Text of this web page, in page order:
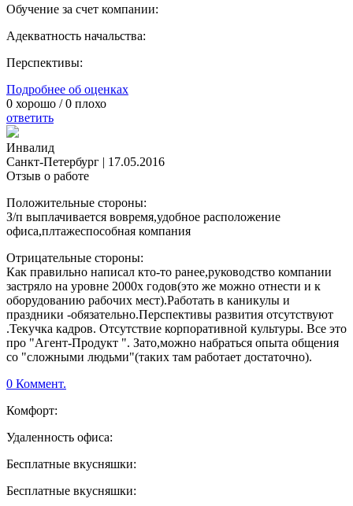
Обучение за счет компании:
Адекватность начальства:
Перспективы:
Подробнее об оценках
0 хорошо /0 плохо
ответить
Инвалид
Санкт-Петербург | 17.05.2016
Отзыв о работе
Положительные стороны:
З/п выплачивается вовремя,удобное расположение
офиса,плтажеспособная компания
Отрицательные стороны:
Как правильно написал кто-то ранее,руководство компании
застряло на уровне 2000х годов(это же можно отнести и к
оборудованию рабочих мест).Работать в каникулы и
праздники -обязательно.Перспективы развития отсутствуют
.Текучка кадров. Отсутствие корпоративной культуры. Все это
про "Агент-Продукт ". Зато,можно набраться опыта общения
со "сложными людьми"(таких там работает достаточно).
0 Коммент.
Комфорт:
Удаленность офиса:
Бесплатные вкусняшки:
Бесплатные вкусняшки: